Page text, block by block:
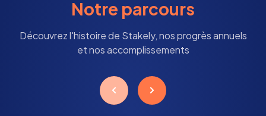
Notre parcours
Découvrez l'histoire de Stakely, nos progrès annuels
et nos accomplissements